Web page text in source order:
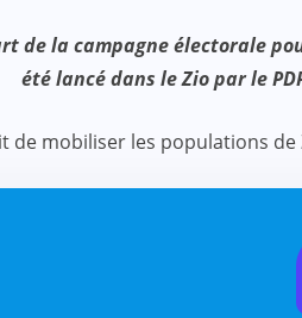
de la campagne électorale
été lancé dans le Zio par le
de mobiliser les populations